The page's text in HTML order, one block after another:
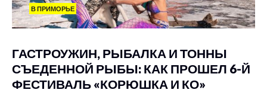
В ПРИМОРЬЕ
ГАСТРОУЖИН, РЫБАЛКА И ТОННЫ
СЪЕДЕННОЙ РЫБЫ: КАК ПРОШЕЛ 6-Й
ФЕСТИВАЛЬ «КОРЮШКА И КО»